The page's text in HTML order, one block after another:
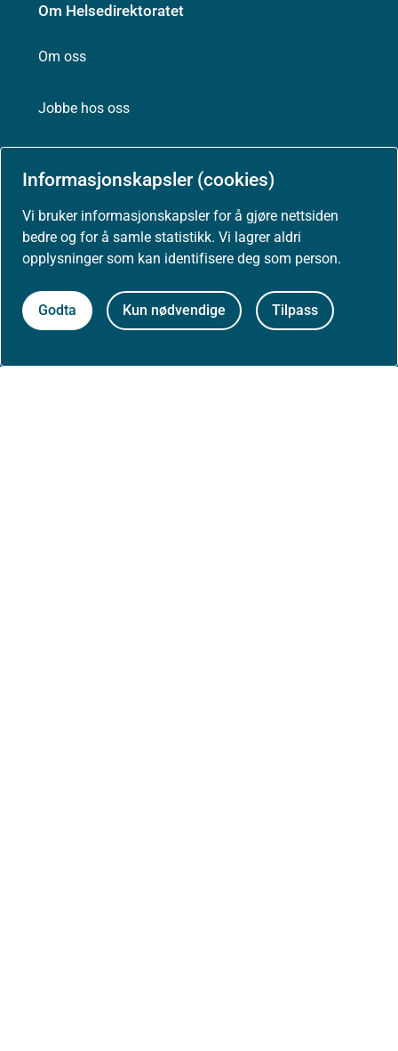
Informasjonskapsler (cookies)
Vi bruker informasjonskapsler for å gjøre nettsiden
bedre og for å samle statistikk. Vi lagrer aldri
opplysninger som kan identifisere deg som person.
Godta Kun nødvendige Tilpass
Om Helsedirektoratet
Om oss
Jobbe hos oss
Helsedirektoratet
Postboks 220, Skøyen
0213 Oslo
Aktuelt